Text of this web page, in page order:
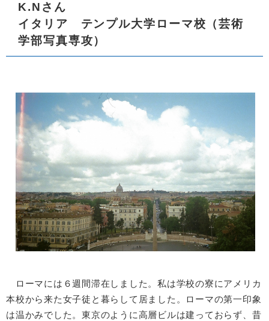
K.Nさん
イタリア テンプル大学ローマ校（芸術
学部写真専攻）
ローマには６週間滞在しました。私は学校の寮にアメリカ
本校から来た女子徒と暮らして居ました。ローマの第⼀印象
は温かみでした。東京のように⾼層ビルは建っておらず、昔